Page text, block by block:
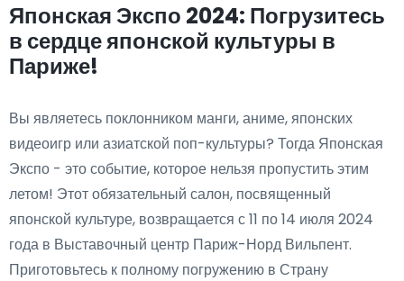
Японская Экспо 2024: Погрузитесь
в сердце японской культуры в
Париже!
Вы являетесь поклонником манги, аниме, японских
видеоигр или азиатской поп-культуры? Тогда Японская
Экспо - это событие, которое нельзя пропустить этим
летом! Этот обязательный салон, посвященный
японской культуре, возвращается с 11 по 14 июля 2024
года в Выставочный центр Париж-Норд Вильпент.
Приготовьтесь к полному погружению в Страну